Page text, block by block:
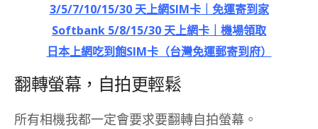
3/5/7/10/15/30 天上網SIM卡｜免運寄到家
Softbank 5/8/15/30 天上網卡｜機場領取
日本上網吃到飽SIM卡（台灣免運郵寄到府）
翻轉螢幕，自拍更輕鬆
所有相機我都一定會要求要翻轉自拍螢幕。